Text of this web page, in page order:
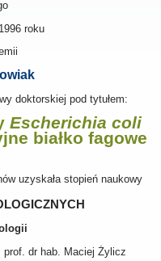
roku
doktorskiej pod tytułem:
Escherichia coli
białko fagowe
uzyskała stopień naukowy
prof. dr hab. Maciej Żylicz